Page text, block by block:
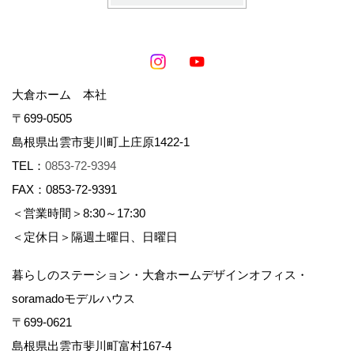
大倉ホーム 本社
〒699-0505
島根県出雲市斐川町上庄原1422-1
TEL： 0853-72-9394
FAX：0853-72-9391
＜営業時間＞8:30～17:30
＜定休日＞隔週土曜日、日曜日
暮らしのステーション・大倉ホームデザインオフィス・
soramadoモデルハウス
〒699-0621
島根県出雲市斐川町富村167-4